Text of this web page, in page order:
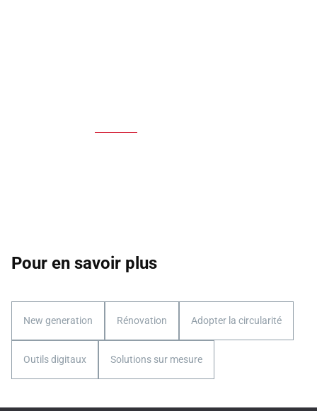
Pour en savoir plus
New generation Rénovation Adopter la circularité
Outils digitaux Solutions sur mesure